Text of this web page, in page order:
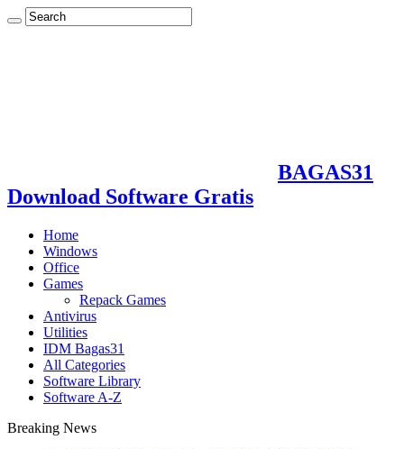
BAGAS31
Download Software Gratis
Home
Windows
Office
Games
Repack Games
Antivirus
Utilities
IDM Bagas31
All Categories
Software Library
Software A-Z
Breaking News